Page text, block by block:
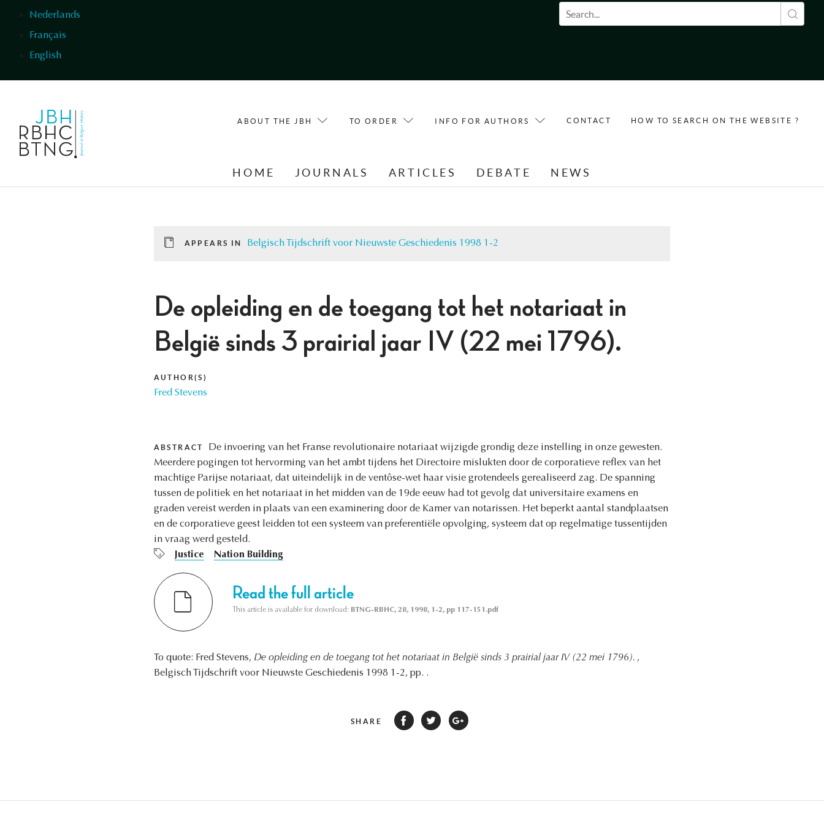
Nederlands
Français
English
Search form
ABOUT THE JBH TO ORDER INFO FOR AUTHORS CONTACT HOW TO SEARCH ON THE WEBSITE ?
HOME JOURNALS ARTICLES DEBATE NEWS
APPEARS IN Belgisch Tijdschrift voor Nieuwste Geschiedenis 1998 1-2
De opleiding en de toegang tot het notariaat in
België sinds 3 prairial jaar IV (22 mei 1796).
AUTHOR(S)
Fred Stevens
ABSTRACT
De invoering van het Franse revolutionaire notariaat wijzigde grondig deze instelling in onze gewesten.
Meerdere pogingen tot hervorming van het ambt tijdens het Directoire mislukten door de corporatieve reflex van het
machtige Parijse notariaat, dat uiteindelijk in de ventôse-wet haar visie grotendeels gerealiseerd zag. De spanning
tussen de politiek en het notariaat in het midden van de 19de eeuw had tot gevolg dat universitaire examens en
graden vereist werden in plaats van een examinering door de Kamer van notarissen. Het beperkt aantal standplaatsen
en de corporatieve geest leidden tot een systeem van preferentiële opvolging, systeem dat op regelmatige tussentijden
in vraag werd gesteld.
Justice
Nation Building
Read the full article
This article is available for download: BTNG-RBHC, 28, 1998, 1-2, pp 117-151.pdf
To quote: Fred Stevens, De opleiding en de toegang tot het notariaat in België sinds 3 prairial jaar IV (22 mei 1796). ,
Belgisch Tijdschrift voor Nieuwste Geschiedenis 1998 1-2, pp. .
SHARE